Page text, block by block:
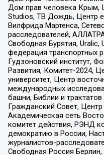
Дом прав человека Крым,
Studios, ТВ Дождь, Центр
Вилфрида Мартенса,
расследователей,
Свободная Бурятия,
федерация транспортных
Гудзоновский институт,
Развития, Комитет-2024,
университет, Центр
международных
башни, Библии и
Гражданский Совет,
Академическая сеть
комитет действия, РЭНД
демократию в России,
журналистов-
Свободная Россия